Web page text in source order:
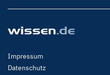
Footer
Menu
Impressum
Datenschutz